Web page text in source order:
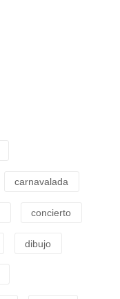
carnavalada
concierto
dibujo